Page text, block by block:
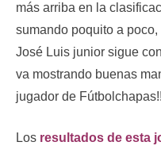
más arriba en la
sumando poquito a
José Luis junior sigue
va mostrando buenas
jugador de Fútbolchapas!!
Los resultados de esta